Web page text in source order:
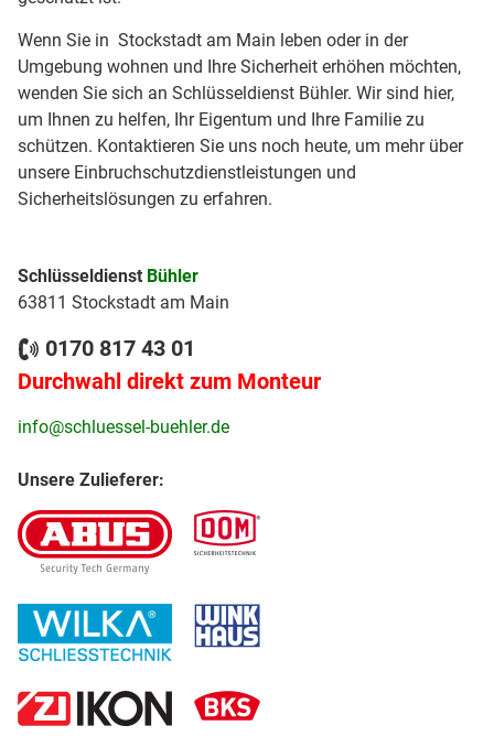
Wenn Sie in Stockstadt am Main leben oder in der
Umgebung wohnen und Ihre Sicherheit erhöhen möchten,
wenden Sie sich an Schlüsseldienst Bühler. Wir sind hier,
um Ihnen zu helfen, Ihr Eigentum und Ihre Familie zu
schützen. Kontaktieren Sie uns noch heute, um mehr über
unsere Einbruchschutzdienstleistungen und
Sicherheitslösungen zu erfahren.
Schlüsseldienst Bühler
63811 Stockstadt am Main
0170 817 43 01
Durchwahl direkt zum Monteur
info@schluessel-buehler.de
Unsere Zulieferer: